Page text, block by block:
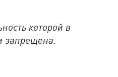
которой в
запрещена.